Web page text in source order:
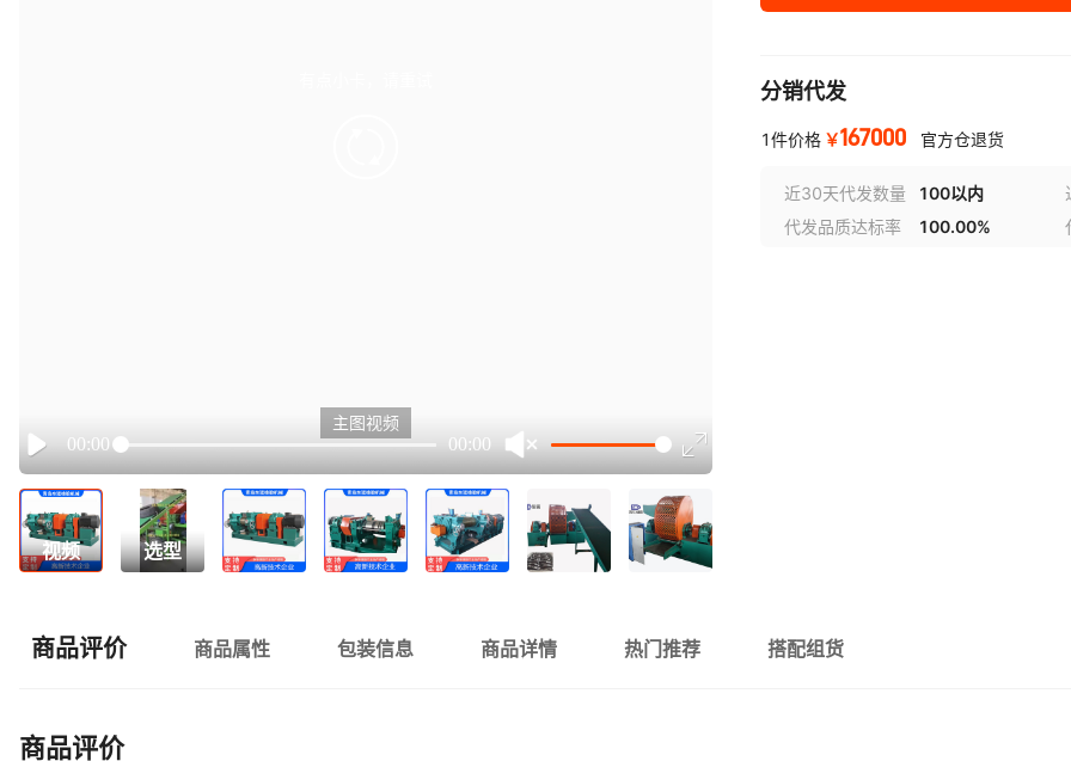
Play
00:00 00:00
主图视频
视频 选型
分销代发
1件价格 ￥167000 官方仓退货
近30天代发数量 100以内
代发品质达标率
100.00%
商品评价 商品属性 包装信息 商品详情 热门推荐 搭配组货
商品评价